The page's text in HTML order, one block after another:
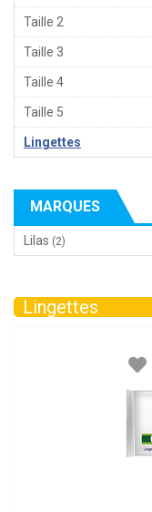
Taille 2
Taille 3
Taille 4
Taille 5
Lingettes
MARQUES
Lilas (2)
Lingettes